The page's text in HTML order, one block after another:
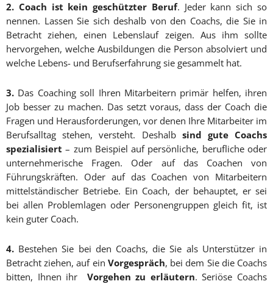
2. Coach ist kein geschützter Beruf. Jeder kann sich so
nennen. Lassen Sie sich deshalb von den Coachs, die Sie in
Betracht ziehen, einen Lebenslauf zeigen. Aus ihm sollte
hervorgehen, welche Ausbildungen die Person absolviert und
welche Lebens- und Berufserfahrung sie gesammelt hat.
3. Das Coaching soll Ihren Mitarbeitern primär helfen, ihren
Job besser zu machen. Das setzt voraus, dass der Coach die
Fragen und Herausforderungen, vor denen Ihre Mitarbeiter im
Berufsalltag stehen, versteht. Deshalb sind gute Coachs
spezialisiert – zum Beispiel auf persönliche, berufliche oder
unternehmerische Fragen. Oder auf das Coachen von
Führungskräften. Oder auf das Coachen von Mitarbeitern
mittelständischer Betriebe. Ein Coach, der behauptet, er sei
bei allen Problemlagen oder Personengruppen gleich fit, ist
kein guter Coach.
4. Bestehen Sie bei den Coachs, die Sie als Unterstützer in
Betracht ziehen, auf ein Vorgespräch, bei dem Sie die Coachs
bitten, Ihnen ihr Vorgehen zu erläutern. Seriöse Coachs